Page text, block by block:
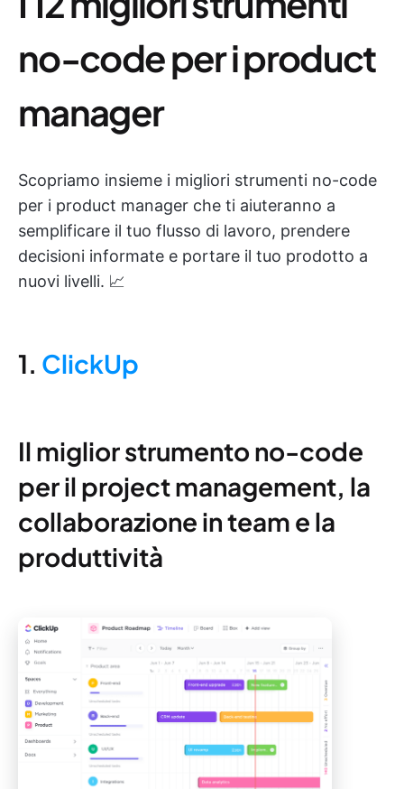
no-code per i product
manager
Scopriamo insieme i migliori strumenti no-code
per i product manager che ti aiuteranno a
semplificare il tuo flusso di lavoro, prendere
decisioni informate e portare il tuo prodotto a
nuovi livelli. 📈
1. ClickUp
Il miglior strumento no-code
per il project management, la
collaborazione in team e la
produttività